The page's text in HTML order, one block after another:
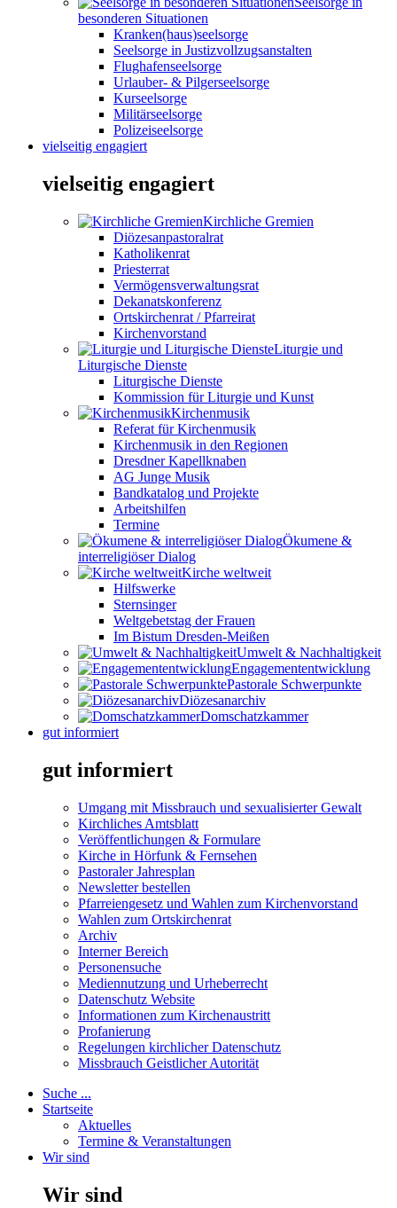
besonderen Situationen
Kranken(haus)seelsorge
Seelsorge in Justizvollzugsanstalten
Flughafenseelsorge
Urlauber- & Pilgerseelsorge
Kurseelsorge
Militärseelsorge
Polizeiseelsorge
vielseitig engagiert
vielseitig engagiert
Kirchliche Gremien
Diözesanpastoralrat
Katholikenrat
Priesterrat
Vermögensverwaltungsrat
Dekanatskonferenz
Ortskirchenrat / Pfarreirat
Kirchenvorstand
Liturgie und
Liturgische Dienste
Liturgische Dienste
Kommission für Liturgie und Kunst
Kirchenmusik
Referat für Kirchenmusik
Kirchenmusik in den Regionen
Dresdner Kapellknaben
AG Junge Musik
Bandkatalog und Projekte
Arbeitshilfen
Termine
Ökumene &
interreligiöser Dialog
Kirche weltweit
Hilfswerke
Sternsinger
Weltgebetstag der Frauen
Im Bistum Dresden-Meißen
Umwelt & Nachhaltigkeit
Engagemententwicklung
Pastorale Schwerpunkte
Diözesanarchiv
Domschatzkammer
gut informiert
gut informiert
Umgang mit Missbrauch und sexualisierter Gewalt
Kirchliches Amtsblatt
Veröffentlichungen & Formulare
Kirche in Hörfunk & Fernsehen
Pastoraler Jahresplan
Newsletter bestellen
Pfarreiengesetz und Wahlen zum Kirchenvorstand
Wahlen zum Ortskirchenrat
Archiv
Interner Bereich
Personensuche
Mediennutzung und Urheberrecht
Datenschutz Website
Informationen zum Kirchenaustritt
Profanierung
Regelungen kirchlicher Datenschutz
Missbrauch Geistlicher Autorität
Suche ...
Startseite
Aktuelles
Termine & Veranstaltungen
Wir sind
Wir sind